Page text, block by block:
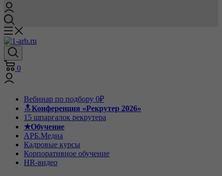
0
Вебинар по подбору 0₽
🔝Конференция «Рекрутер 2026»
15 шпаргалок рекрутера
★Обучение
АРБ.Медиа
Кадровые курсы
Корпоративное обучение
HR-видео